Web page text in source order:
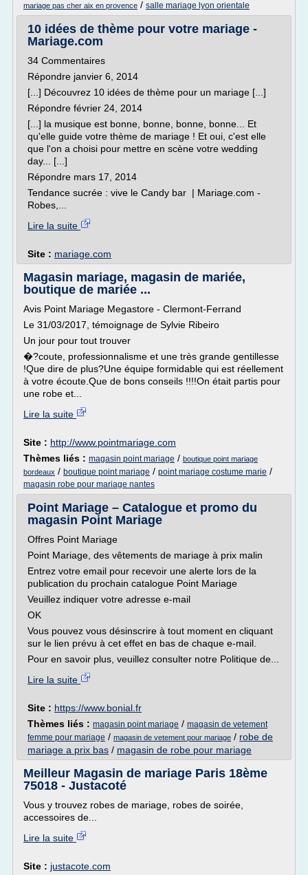
mariage pas cher aix en provence / salle mariage lyon orientale
10 idées de thème pour votre mariage -
Mariage.com
34 Commentaires
Répondre janvier 6, 2014
[...] Découvrez 10 idées de thème pour un mariage [...]
Répondre février 24, 2014
[...] la musique est bonne, bonne, bonne, bonne... Et
qu'elle guide votre thème de mariage ! Et oui, c'est elle
que l'on a choisi pour mettre en scène votre wedding
day... [...]
Répondre mars 17, 2014
Tendance sucrée : vive le Candy bar | Mariage.com -
Robes,...
Lire la suite
Site : mariage.com
Magasin mariage, magasin de mariée,
boutique de mariée ...
Avis Point Mariage Megastore - Clermont-Ferrand
Le 31/03/2017, témoignage de Sylvie Ribeiro
Un jour pour tout trouver
�?coute, professionnalisme et une très grande gentillesse
!Que dire de plus?Une équipe formidable qui est réellement
à votre écoute.Que de bons conseils !!!!On était partis pour
une robe et...
Lire la suite
Site : http://www.pointmariage.com
Thèmes liés : magasin point mariage / boutique point mariage
bordeaux / boutique point mariage / point mariage costume marie /
magasin robe pour mariage nantes
Point Mariage – Catalogue et promo du
magasin Point Mariage
Offres Point Mariage
Point Mariage, des vêtements de mariage à prix malin
Entrez votre email pour recevoir une alerte lors de la
publication du prochain catalogue Point Mariage
Veuillez indiquer votre adresse e-mail
OK
Vous pouvez vous désinscrire à tout moment en cliquant
sur le lien prévu à cet effet en bas de chaque e-mail.
Pour en savoir plus, veuillez consulter notre Politique de...
Lire la suite
Site : https://www.bonial.fr
Thèmes liés : magasin point mariage / magasin de vetement
femme pour mariage / magasin de vetement pour mariage / robe de
mariage a prix bas / magasin de robe pour mariage
Meilleur Magasin de mariage Paris 18ème
75018 - Justacoté
Vous y trouvez robes de mariage, robes de soirée,
accessoires de...
Lire la suite
Site : justacote.com